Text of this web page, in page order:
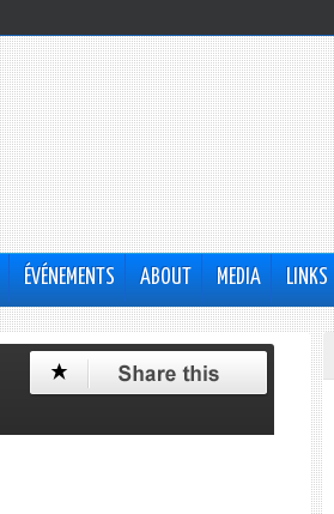
ÉVÉNEMENTS ABOUT MEDIA LINKS